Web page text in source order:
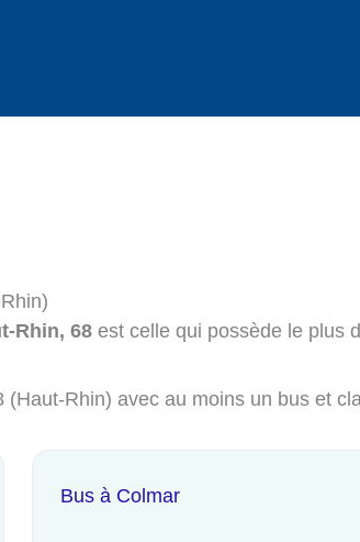
Rhin, 68 est celle qui possède le plus
Rhin) avec au moins un bus et
Bus à Colmar